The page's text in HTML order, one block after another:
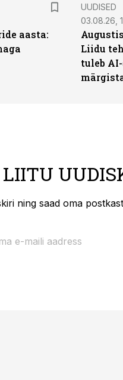
aasta:
UUDISED
03.08.26,
Liidu
tuleb
LIITU
ning saad oma